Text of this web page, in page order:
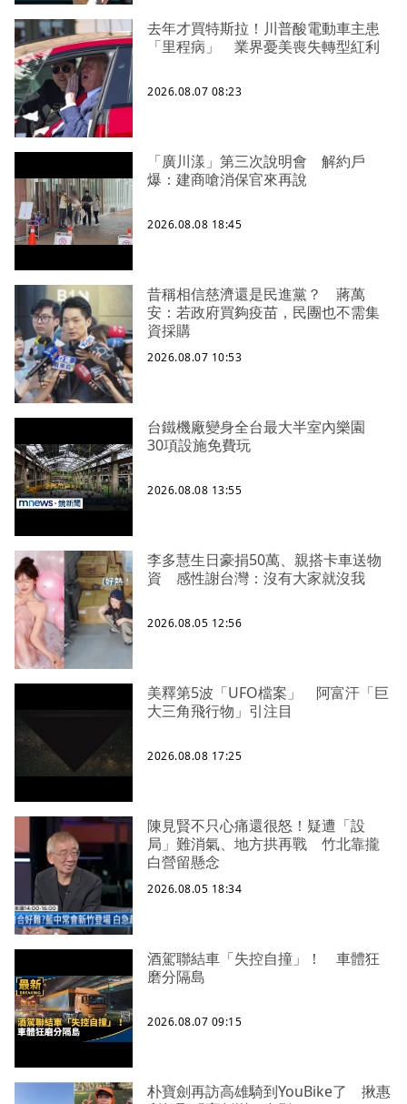
去年才買特斯拉！川普酸電動車主患
「里程病」 業界憂美喪失轉型紅利
2026.08.07 08:23
「廣川漾」第三次說明會 解約戶
爆：建商嗆消保官來再說
2026.08.08 18:45
昔稱相信慈濟還是民進黨？ 蔣萬
安：若政府買夠疫苗，民團也不需集
資採購
2026.08.07 10:53
台鐵機廠變身全台最大半室內樂園
30項設施免費玩
2026.08.08 13:55
李多慧生日豪捐50萬、親搭卡車送物
資 感性謝台灣：沒有大家就沒我
2026.08.05 12:56
美釋第5波「UFO檔案」 阿富汗「巨
大三角飛行物」引注目
2026.08.08 17:25
陳見賢不只心痛還很怒！疑遭「設
局」難消氣、地方拱再戰 竹北靠攏
白營留懸念
2026.08.05 18:34
酒駕聯結車「失控自撞」！ 車體狂
磨分隔島
2026.08.07 09:15
朴寶劍再訪高雄騎到YouBike了 揪惠